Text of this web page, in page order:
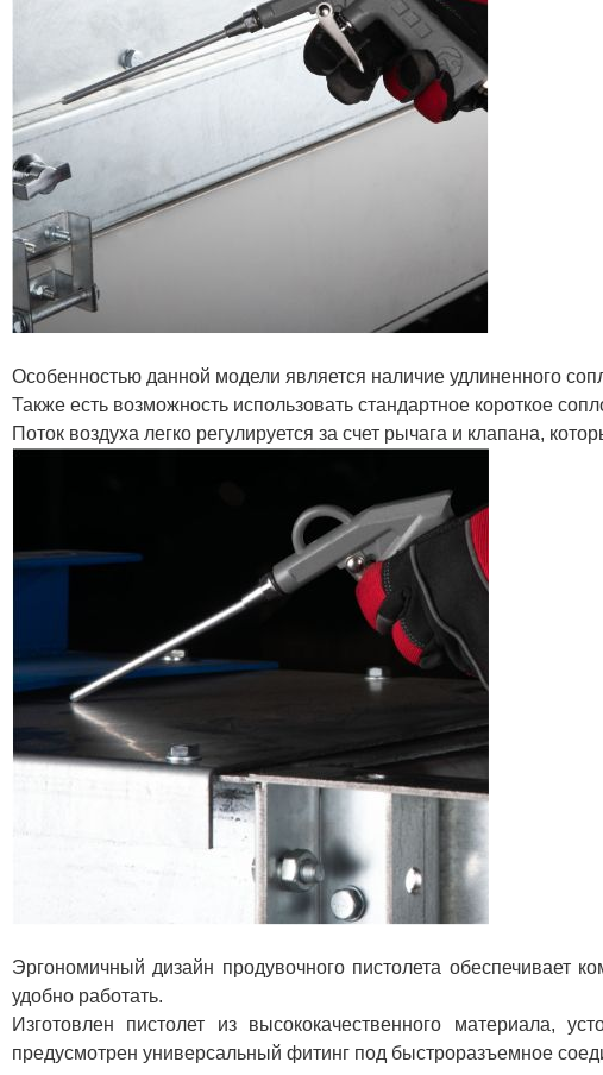
Особенностью данной модели является наличие удлиненного
Также есть возможность использовать стандартное короткое
Поток воздуха легко регулируется за счет рычага и клапана,
Эргономичный дизайн продувочного пистолета
удобно работать.
Изготовлен пистолет из высококачественного материала,
предусмотрен универсальный фитинг под быстроразъемное